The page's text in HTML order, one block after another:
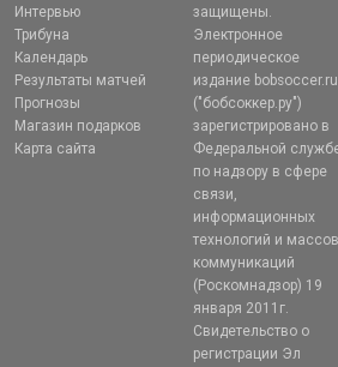
Интервью
Трибуна
Календарь
Результаты матчей
Прогнозы
Магазин подарков
Карта сайта
защищены.
Электронное
периодическое
издание bobsoccer.ru
("бобсоккер.ру")
зарегистрировано в
Федеральной
по надзору в сфере
связи,
информационных
технологий и
коммуникаций
(Роскомнадзор) 19
января 2011г.
Свидетельство о
регистрации Эл